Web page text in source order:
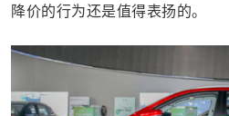
降价的行为还是值得表扬的。